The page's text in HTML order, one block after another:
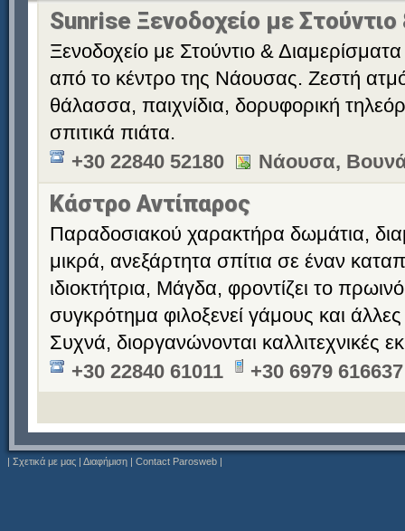
Sunrise Ξενοδοχείο με
Ξενοδοχείο με Στούντιο &
από το κέντρο της Νάουσας. Ζεστή
θάλασσα, παιχνίδια, δορυφορική
σπιτικά πιάτα.
+30 22840 52180
Νάουσα,
Κάστρο Αντίπαρος
Παραδοσιακού χαρακτήρα δωμάτια,
μικρά, ανεξάρτητα σπίτια σε έναν
ιδιοκτήτρια, Μάγδα, φροντίζει το
συγκρότημα φιλοξενεί γάμους και
Συχνά, διοργανώνονται καλλιτεχνικές
+30 22840 61011
+30 6979 616637
| Σχετικά με μας | Διαφήμιση | Contact Parosweb |